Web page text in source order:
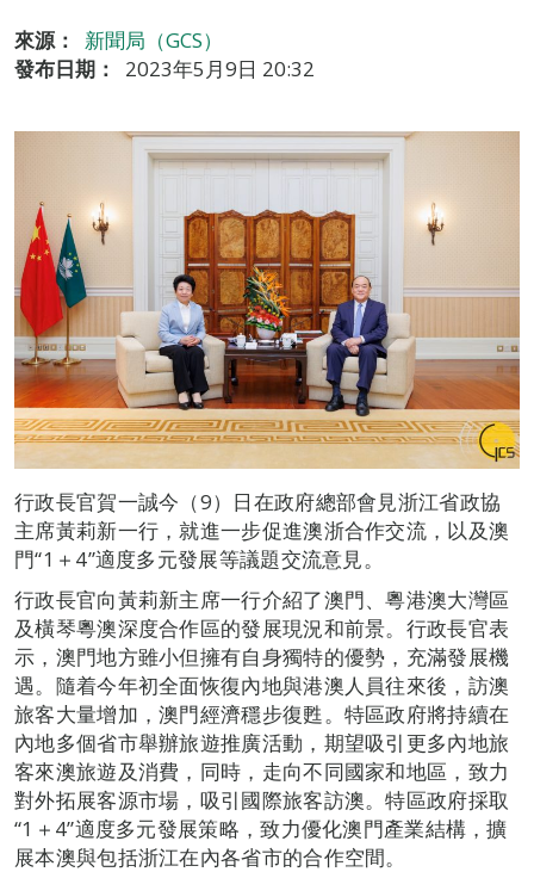
來源：
新聞局（GCS）
發布日期：
2023年5月9日 20:32
行政長官賀一誠今（9）日在政府總部會見浙江省政協
主席黃莉新一行，就進一步促進澳浙合作交流，以及澳
門“1＋4”適度多元發展等議題交流意見。
行政長官向黃莉新主席一行介紹了澳門、粵港澳大灣區
及橫琴粵澳深度合作區的發展現況和前景。行政長官表
示，澳門地方雖小但擁有自身獨特的優勢，充滿發展機
遇。隨着今年初全面恢復內地與港澳人員往來後，訪澳
旅客大量增加，澳門經濟穩步復甦。特區政府將持續在
內地多個省市舉辦旅遊推廣活動，期望吸引更多內地旅
客來澳旅遊及消費，同時，走向不同國家和地區，致力
對外拓展客源市場，吸引國際旅客訪澳。特區政府採取
“1＋4”適度多元發展策略，致力優化澳門產業結構，擴
展本澳與包括浙江在內各省市的合作空間。